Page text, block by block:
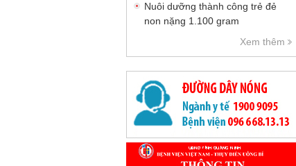
Nuôi dưỡng thành công trẻ đẻ
non nặng 1.100 gram
Xem thêm